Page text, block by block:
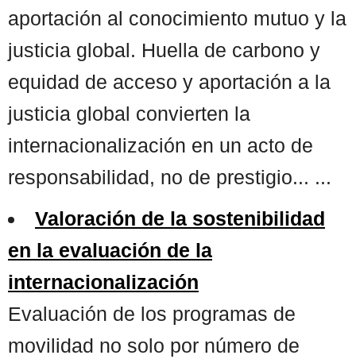
aportación al conocimiento mutuo y la
justicia global. Huella de carbono y
equidad de acceso y aportación a la
justicia global convierten la
internacionalización en un acto de
responsabilidad, no de prestigio... ...
Valoración de la sostenibilidad
en la evaluación de la
internacionalización
Evaluación de los programas de
movilidad no solo por número de